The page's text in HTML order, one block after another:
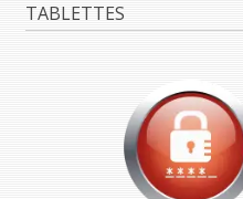
TABLETTES